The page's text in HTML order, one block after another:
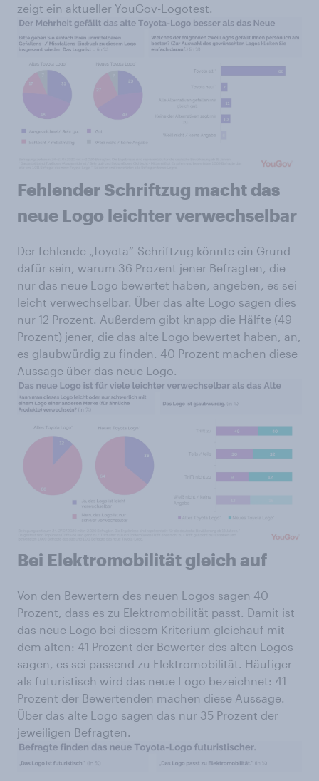
zeigt ein aktueller YouGov-Logotest.
Fehlender Schriftzug macht das
neue Logo leichter verwechselbar
Der fehlende „Toyota“-Schriftzug könnte ein Grund
dafür sein, warum 36 Prozent jener Befragten, die
nur das neue Logo bewertet haben, angeben, es sei
leicht verwechselbar. Über das alte Logo sagen dies
nur 12 Prozent. Außerdem gibt knapp die Hälfte (49
Prozent) jener, die das alte Logo bewertet haben, an,
es glaubwürdig zu finden. 40 Prozent machen diese
Aussage über das neue Logo.
Bei Elektromobilität gleich auf
Von den Bewertern des neuen Logos sagen 40
Prozent, dass es zu Elektromobilität passt. Damit ist
das neue Logo bei diesem Kriterium gleichauf mit
dem alten: 41 Prozent der Bewerter des alten Logos
sagen, es sei passend zu Elektromobilität. Häufiger
als futuristisch wird das neue Logo bezeichnet: 41
Prozent der Bewertenden machen diese Aussage.
Über das alte Logo sagen das nur 35 Prozent der
jeweiligen Befragten.